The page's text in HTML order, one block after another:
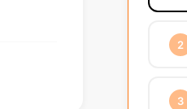
2
3